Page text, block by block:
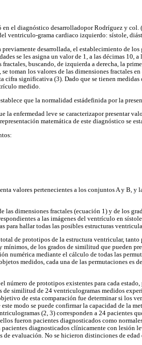
en el diagnóstico desarrolladopor Rodríguez y
ventriculo-grama cardiaco izquierdo: sístole,
desarrollada, el establecimiento de
se les asigna un valor de 1, a las décimas 10,
fractales, buscando, de izquierda a derecha, la
toman los valores de las dimensiones fractales
cifra significativa (3). Dado que se tienen
medido.
que la normalidad estádefinida por la
la enfermedad leve se caracterizapor presentar
matemática de este diagnóstico se
valores pertenecientes a los conjuntos A y B, y
las dimensiones fractales (ecuación 1) y de los
a las imágenes del ventrículo en
para hallar todas las posibles estructuras
de prototipos de la estructura ventricular,
de los grados de similitud que pueden
numérica mediante el cálculo de todas las
medidos, cada una de las permutaciones
número de prototipos existentes para cada
de similitud de 24 ventriculogramas medidos
de esta comparación fue determinar si los
modo se puede confirmar la capacidad de la
(2, 3) corresponden a 24 pacientes
fueron pacientes diagnosticados como
pacientes diagnosticados clínicamente con lesión
de evaluación. No se hicieron distinciones de edad